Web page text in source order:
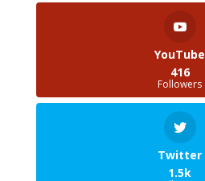
YouTube
416
Followers
Twitter
1.5k